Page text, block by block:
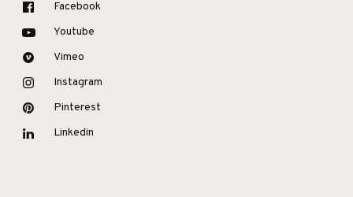
Facebook
Youtube
Vimeo
Instagram
Pinterest
Linkedin